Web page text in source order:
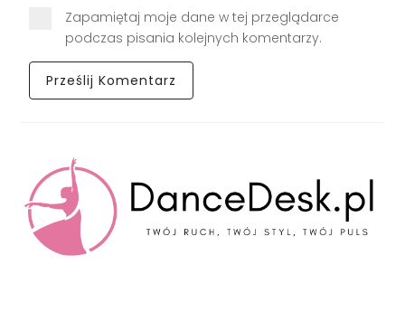
Zapamiętaj moje dane w tej przeglądarce
podczas pisania kolejnych komentarzy.